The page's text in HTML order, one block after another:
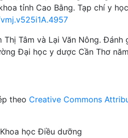
tỉnh Cao Bằng. Tạp chí y
Thị Tâm và Lại Văn Nông.
Đại học y dược Cần Thơ
theo Creative Commons
học Điều dưỡng